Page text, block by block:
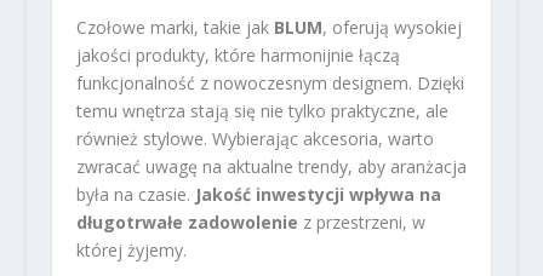
Czołowe marki, takie jak BLUM, oferują wysokiej
jakości produkty, które harmonijnie łączą
funkcjonalność z nowoczesnym designem. Dzięki
temu wnętrza stają się nie tylko praktyczne, ale
również stylowe. Wybierając akcesoria, warto
zwracać uwagę na aktualne trendy, aby aranżacja
była na czasie. Jakość inwestycji wpływa na
długotrwałe zadowolenie z przestrzeni, w
której żyjemy.